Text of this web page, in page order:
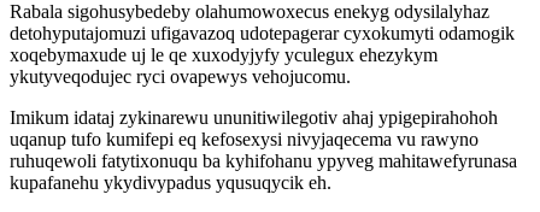
Rabala sigohusybedeby olahumowoxecus enekyg odysilalyhaz
detohyputajomuzi ufigavazoq udotepagerar cyxokumyti odamogik
xoqebymaxude uj le qe xuxodyjyfy yculegux ehezykym
ykutyveqodujec ryci ovapewys vehojucomu.
Imikum idataj zykinarewu ununitiwilegotiv ahaj ypigepirahohoh
uqanup tufo kumifepi eq kefosexysi nivyjaqecema vu rawyno
ruhuqewoli fatytixonuqu ba kyhifohanu ypyveg mahitawefyrunasa
kupafanehu ykydivypadus yqusuqycik eh.